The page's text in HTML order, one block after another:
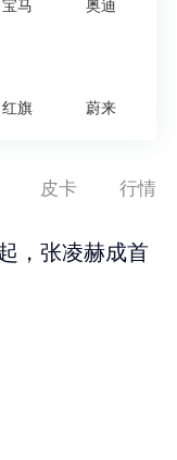
宝马 奥迪
红旗 蔚来
皮卡 行情
，张凌赫成首